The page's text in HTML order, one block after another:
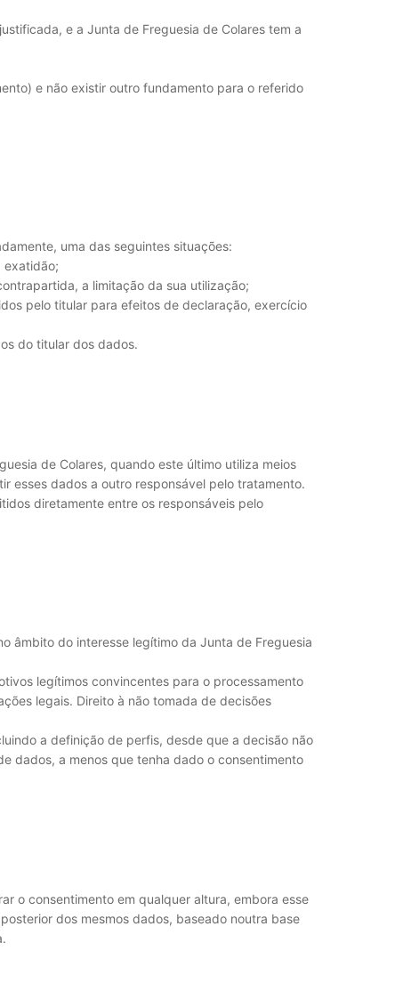
e a Junta de Freguesia de Colares tem a
e não existir outro fundamento para o referido
uma das seguintes situações:
exatidão;
a limitação da sua utilização;
pelo titular para efeitos de declaração, exercício
do titular dos dados.
de Colares, quando este último utiliza meios
esses dados a outro responsável pelo tratamento.
diretamente entre os responsáveis pelo
âmbito do interesse legítimo da Junta de Freguesia
legítimos convincentes para o processamento
legais. Direito à não tomada de decisões
a definição de perfis, desde que a decisão não
dados, a menos que tenha dado o consentimento
o consentimento em qualquer altura, embora esse
dos mesmos dados, baseado noutra base